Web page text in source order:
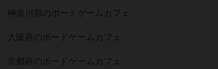
神奈川県のボードゲームカフェ
大阪府のボードゲームカフェ
京都府のボードゲームカフェ